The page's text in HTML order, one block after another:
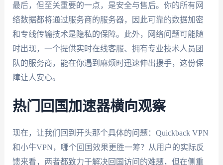
最后，但至关重要的一点，是安全与售后。你的所有网
络数据都将通过服务商的服务器，因此可靠的数据加密
和专线传输技术是隐私的保障。此外，网络问题可能随
时出现，一个提供实时在线客服、拥有专业技术人员团
队的服务商，能在你遇到麻烦时迅速伸出援手，这份保
障让人安心。
热门回国加速器横向观察
现在，让我们回到开头那个具体的问题：Quickback VPN
和小牛VPN，哪个回国效果更胜一筹？从用户的实际反
馈来看，两者都致力于解决回国访问的难题，但在侧重